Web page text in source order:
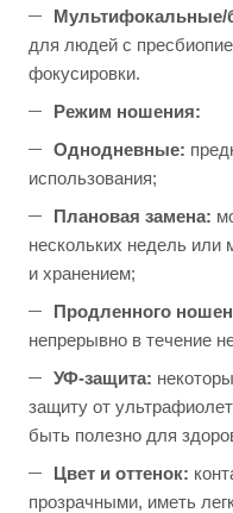
для людей с
фокусировки.
Режим ношения:
Однодневные:
использования;
Плановая замена:
нескольких недель или
и хранением;
Продленного
непрерывно в течение
УФ-защита:
защиту от
быть полезно для
Цвет и оттенок:
прозрачными, иметь